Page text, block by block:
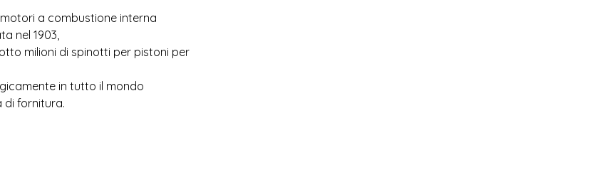
a combustione interna
nel 1903,
milioni di spinotti per pistoni per
in tutto il mondo
di fornitura.